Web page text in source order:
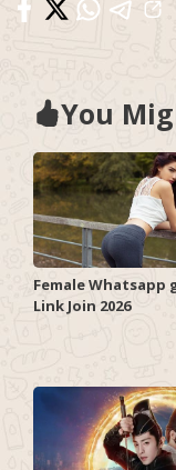
You
Female Whatsapp
Link Join 2026